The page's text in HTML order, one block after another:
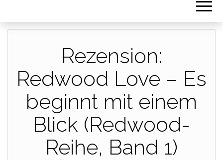
Rezension:
Redwood Love – Es
beginnt mit einem
Blick (Redwood-
Reihe, Band 1)